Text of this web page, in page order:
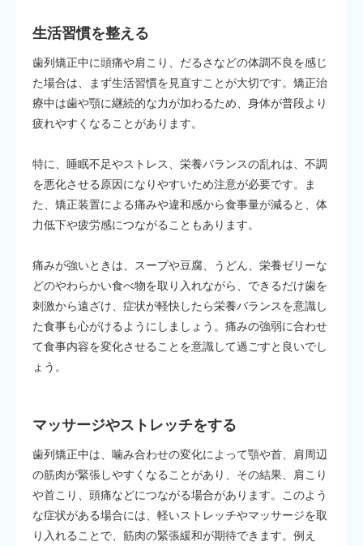
生活習慣を整える
歯列矯正中に頭痛や肩こり、だるさなどの体調不良を感じ
た場合は、まず生活習慣を見直すことが大切です。矯正治
療中は歯や顎に継続的な力が加わるため、身体が普段より
疲れやすくなることがあります。
特に、睡眠不足やストレス、栄養バランスの乱れは、不調
を悪化させる原因になりやすいため注意が必要です。ま
た、矯正装置による痛みや違和感から食事量が減ると、体
力低下や疲労感につながることもあります。
痛みが強いときは、スープや豆腐、うどん、栄養ゼリーな
どのやわらかい食べ物を取り入れながら、できるだけ歯を
刺激から遠ざけ、症状が軽快したら栄養バランスを意識し
た食事も心がけるようにしましょう。痛みの強弱に合わせ
て食事内容を変化させることを意識して過ごすと良いでし
ょう。
マッサージやストレッチをする
歯列矯正中は、噛み合わせの変化によって顎や首、肩周辺
の筋肉が緊張しやすくなることがあり、その結果、肩こり
や首こり、頭痛などにつながる場合があります。このよう
な症状がある場合には、軽いストレッチやマッサージを取
り入れることで、筋肉の緊張緩和が期待できます。例え